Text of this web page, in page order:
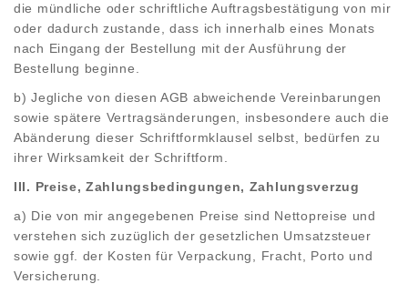
die mündliche oder schriftliche Auftragsbestätigung von mir
oder dadurch zustande, dass ich innerhalb eines Monats
nach Eingang der Bestellung mit der Ausführung der
Bestellung beginne.
b) Jegliche von diesen AGB abweichende Vereinbarungen
sowie spätere Vertragsänderungen, insbesondere auch die
Abänderung dieser Schriftformklausel selbst, bedürfen zu
ihrer Wirksamkeit der Schriftform.
III. Preise, Zahlungsbedingungen, Zahlungsverzug
a) Die von mir angegebenen Preise sind Nettopreise und
verstehen sich zuzüglich der gesetzlichen Umsatzsteuer
sowie ggf. der Kosten für Verpackung, Fracht, Porto und
Versicherung.